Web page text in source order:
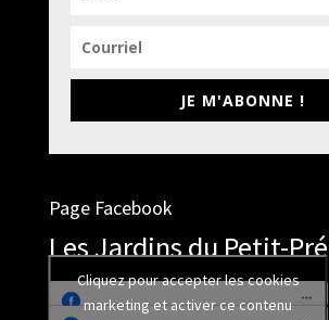
JE M'ABONNE !
Page Facebook
Les Jardins du Petit-Pré
Cliquez pour accepter les cookies
marketing et activer ce contenu